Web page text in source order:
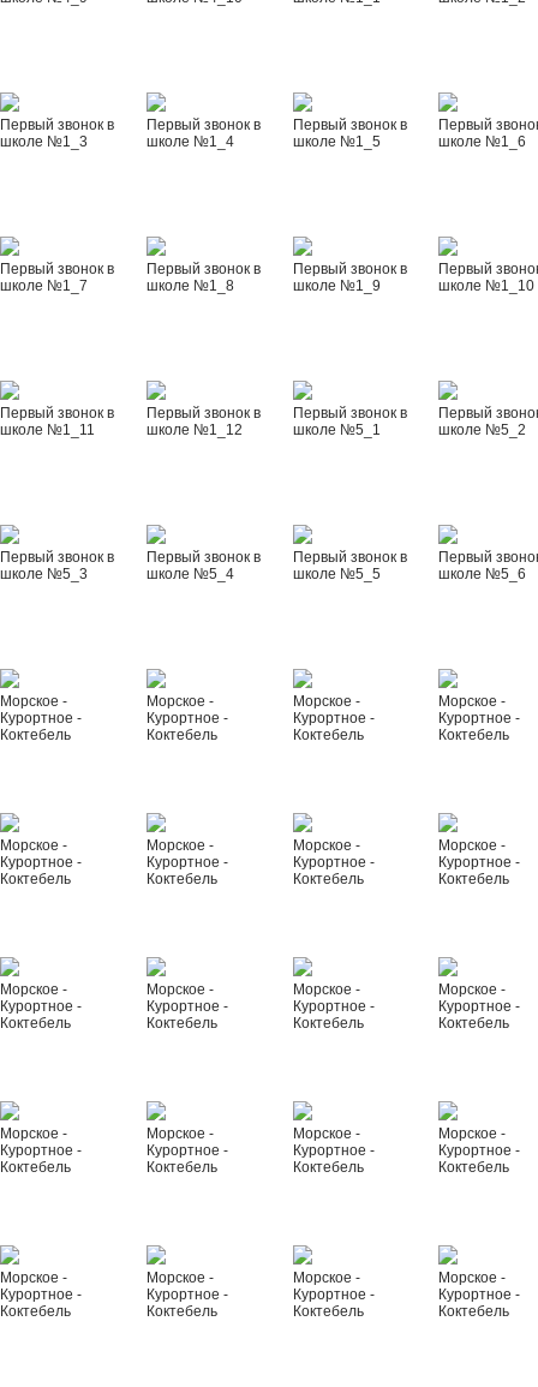
Первый звонок в
школе №1_3
Первый звонок в
школе №1_4
Первый звонок в
школе №1_5
Первый
школе №1_6
Первый звонок в
школе №1_7
Первый звонок в
школе №1_8
Первый звонок в
школе №1_9
Первый
школе №1_10
Первый звонок в
школе №1_11
Первый звонок в
школе №1_12
Первый звонок в
школе №5_1
Первый
школе №5_2
Первый звонок в
школе №5_3
Первый звонок в
школе №5_4
Первый звонок в
школе №5_5
Первый
школе №5_6
Морское -
Курортное -
Коктебель
Морское -
Курортное -
Коктебель
Морское -
Курортное -
Коктебель
Морское -
Курортное -
Коктебель
Морское -
Курортное -
Коктебель
Морское -
Курортное -
Коктебель
Морское -
Курортное -
Коктебель
Морское -
Курортное -
Коктебель
Морское -
Курортное -
Коктебель
Морское -
Курортное -
Коктебель
Морское -
Курортное -
Коктебель
Морское -
Курортное -
Коктебель
Морское -
Курортное -
Коктебель
Морское -
Курортное -
Коктебель
Морское -
Курортное -
Коктебель
Морское -
Курортное -
Коктебель
Морское -
Курортное -
Коктебель
Морское -
Курортное -
Коктебель
Морское -
Курортное -
Коктебель
Морское -
Курортное -
Коктебель